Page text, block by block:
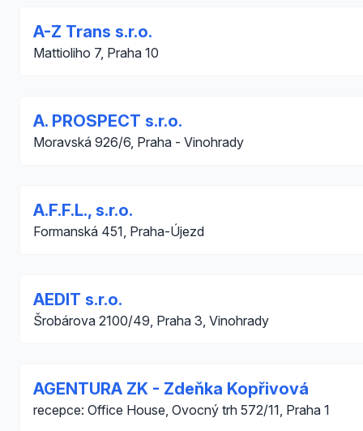
A-Z Trans s.r.o.
Mattioliho 7, Praha 10
A. PROSPECT s.r.o.
Moravská 926/6, Praha - Vinohrady
A.F.F.L., s.r.o.
Formanská 451, Praha-Újezd
AEDIT s.r.o.
Šrobárova 2100/49, Praha 3, Vinohrady
AGENTURA ZK - Zdeňka Kopřivová
recepce: Office House, Ovocný trh 572/11, Praha 1